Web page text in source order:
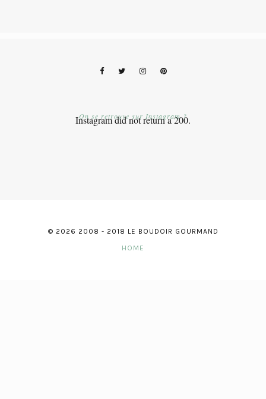
Instagram did not return a 200.
On se retrouve sur Instagram ?
© 2026 2008 - 2018 LE BOUDOIR GOURMAND
HOME